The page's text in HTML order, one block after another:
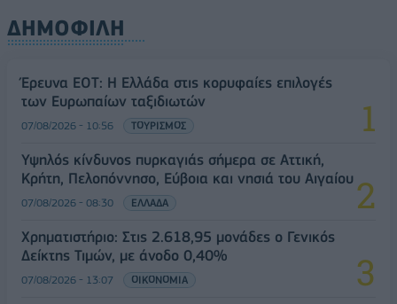
ΔΗΜΟΦΙΛΗ
Έρευνα ΕΟΤ: Η Ελλάδα στις κορυφαίες επιλογές
των Ευρωπαίων ταξιδιωτών
07/08/2026 - 10:56 ΤΟΥΡΙΣΜΟΣ
Υψηλός κίνδυνος πυρκαγιάς σήμερα σε Αττική,
Κρήτη, Πελοπόννησο, Εύβοια και νησιά του Αιγαίου
07/08/2026 - 08:30 ΕΛΛΑΔΑ
Χρηματιστήριο: Στις 2.618,95 μονάδες ο Γενικός
Δείκτης Τιμών, με άνοδο 0,40%
07/08/2026 - 13:07 ΟΙΚΟΝΟΜΙΑ